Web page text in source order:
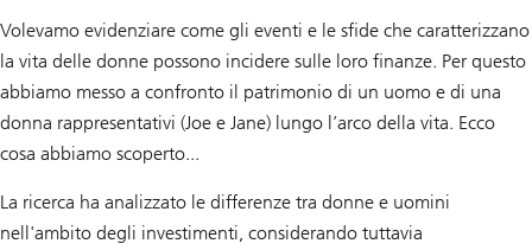
Volevamo evidenziare come gli eventi e le sfide che caratterizzano
la vita delle donne possono incidere sulle loro finanze. Per questo
abbiamo messo a confronto il patrimonio di un uomo e di una
donna rappresentativi (Joe e Jane) lungo l’arco della vita. Ecco
cosa abbiamo scoperto...
La ricerca ha analizzato le differenze tra donne e uomini
nell'ambito degli investimenti, considerando tuttavia